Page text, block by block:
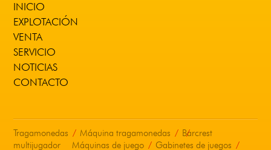
INICIO
EXPLOTACIÓN
VENTA
SERVICIO
NOTICIAS
CONTACTO
Tragamonedas Máquina tragamonedas
Barcrest
multijugador
Máquinas de juego Gabinetes de juegos